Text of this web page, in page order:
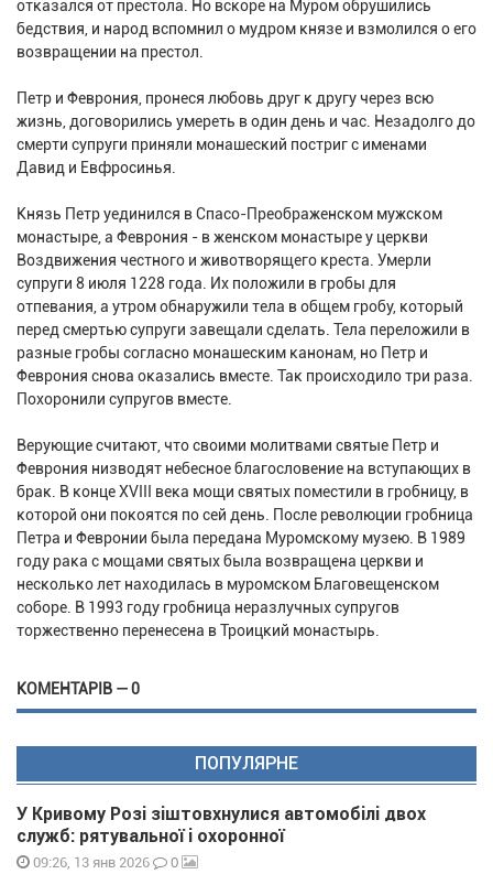
отказался от престола. Но вскоре на Муром обрушились
бедствия, и народ вспомнил о мудром князе и взмолился о его
возвращении на престол.
Петр и Феврония, пронеся любовь друг к другу через всю
жизнь, договорились умереть в один день и час. Незадолго до
смерти супруги приняли монашеский постриг с именами
Давид и Евфросинья.
Князь Петр уединился в Спасо-Преображенском мужском
монастыре, а Феврония - в женском монастыре у церкви
Воздвижения честного и животворящего креста. Умерли
супруги 8 июля 1228 года. Их положили в гробы для
отпевания, а утром обнаружили тела в общем гробу, который
перед смертью супруги завещали сделать. Тела переложили в
разные гробы согласно монашеским канонам, но Петр и
Феврония снова оказались вместе. Так происходило три раза.
Похоронили супругов вместе.
Верующие считают, что своими молитвами святые Петр и
Феврония низводят небесное благословение на вступающих в
брак. В конце XVIII века мощи святых поместили в гробницу, в
которой они покоятся по сей день. После революции гробница
Петра и Февронии была передана Муромскому музею. В 1989
году рака с мощами святых была возвращена церкви и
несколько лет находилась в муромском Благовещенском
соборе. В 1993 году гробница неразлучных супругов
торжественно перенесена в Троицкий монастырь.
КОМЕНТАРІВ — 0
ПОПУЛЯРНЕ
У Кривому Розі зіштовхнулися автомобілі двох
служб: рятувальної і охоронної
09:26, 13 янв 2026 0